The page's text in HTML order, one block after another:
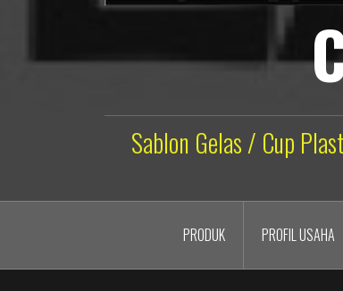
Sablon Gelas / Cup
PRODUK PROFIL USAHA